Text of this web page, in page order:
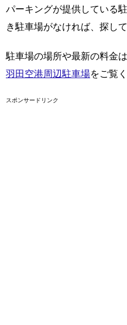
パーキングが提供している
き駐車場がなければ、探し
駐車場の場所や最新の料金は
羽田空港周辺駐車場をご覧
スポンサードリンク